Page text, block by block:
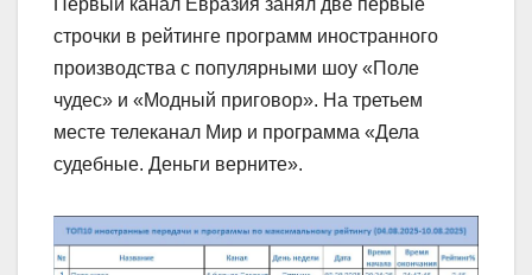
строчки в рейтинге программ иностранного
производства с популярными шоу «Поле
чудес» и «Модный приговор». На третьем
месте телеканал Мир и программа «Дела
судебные. Деньги верните».